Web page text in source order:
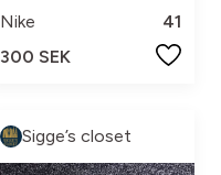
Nike
41
300 SEK
Sigge’s closet